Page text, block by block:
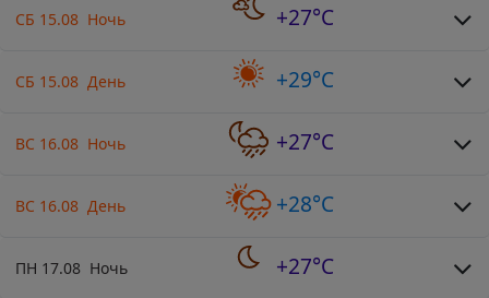
СБ 15.08 Ночь +27°C
СБ 15.08 День +29°C
ВС 16.08 Ночь +27°C
ВС 16.08 День +28°C
ПН 17.08 Ночь +27°C